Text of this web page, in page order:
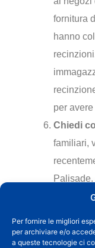
Per fornire le migliori
per archiviare e/o
a queste tecnologie ci
fornitura
hanno
per
Chiedi
familiari,
sulle